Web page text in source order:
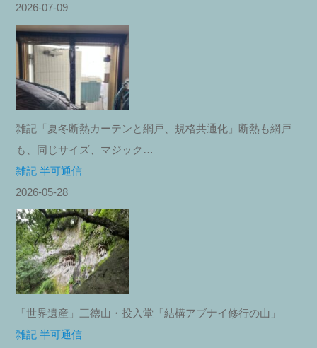
2026-07-09
雑記「夏冬断熱カーテンと網戸、規格共通化」断熱も網戸
も、同じサイズ、マジック…
雑記 半可通信
2026-05-28
「世界遺産」三徳山・投入堂「結構アブナイ修行の山」
雑記 半可通信